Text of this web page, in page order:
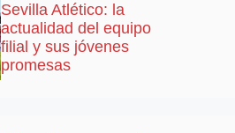
Sevilla Atlético: la
actualidad del equipo
filial y sus jóvenes
promesas